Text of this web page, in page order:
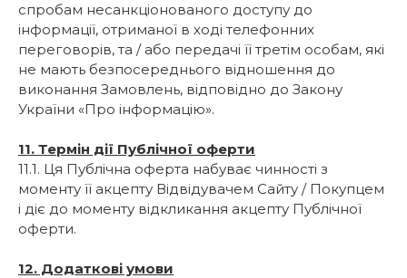
спробам несанкціонованого доступу до
інформації, отриманої в ході телефонних
переговорів, та / або передачі її третім особам, які
не мають безпосереднього відношення до
виконання Замовлень, відповідно до Закону
України «Про інформацію».
11. Термін дії Публічної оферти
11.1. Ця Публічна оферта набуває чинності з
моменту її акцепту Відвідувачем Сайту / Покупцем
і діє до моменту відкликання акцепту Публічної
оферти.
12. Додаткові умови